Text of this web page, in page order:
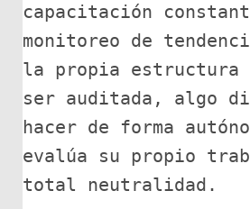
capacitación
monitoreo de
la propia estructura
ser auditada, algo
hacer de forma
evalúa su propio
total neutralidad.